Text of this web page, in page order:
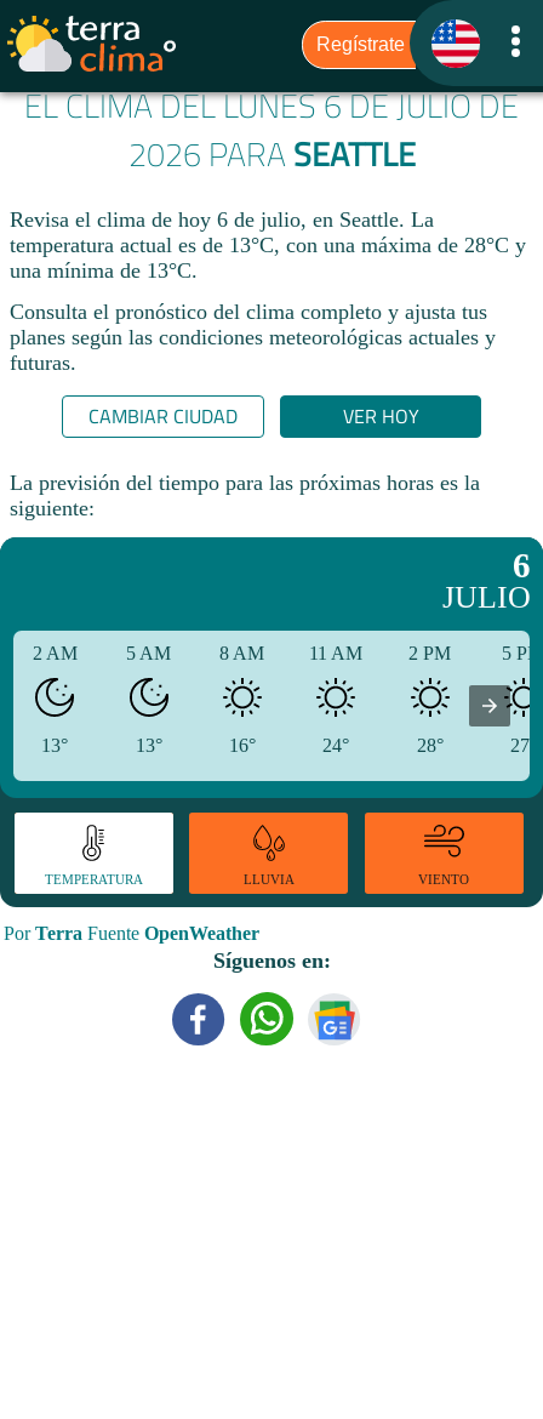
EL CLIMA DEL LUNES 6 DE JULIO DE
2026 PARA SEATTLE
Revisa el clima de hoy 6 de julio, en Seattle. La
temperatura actual es de 13°C, con una máxima de 28°C y
una mínima de 13°C.​
Consulta el pronóstico del clima completo y ajusta tus
planes según las condiciones meteorológicas actuales y
futuras.
CAMBIAR CIUDAD VER HOY
La previsión del tiempo para las próximas horas es la
siguiente:
6
JULIO
2 AM
13°
5 AM
13°
8 AM
16°
11 AM
24°
2 PM
28°
5
27°
TEMPERATURA LLUVIA VIENTO
PorTerra Fuente OpenWeather
Síguenos en: